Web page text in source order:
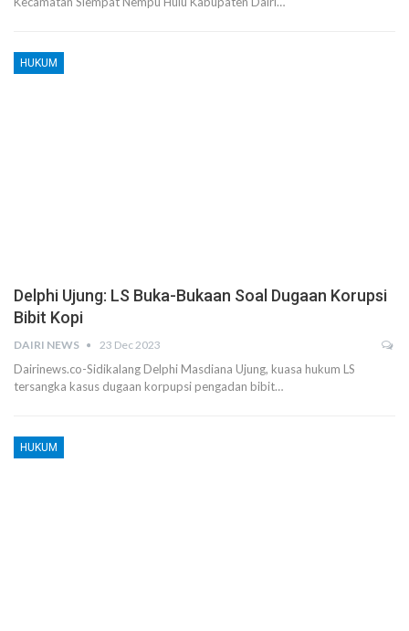
HUKUM
Delphi Ujung: LS Buka-Bukaan Soal Dugaan Korupsi
Bibit Kopi
DAIRI NEWS 23 Dec 2023
Dairinews.co-Sidikalang Delphi Masdiana Ujung, kuasa hukum LS
tersangka kasus dugaan korpupsi pengadan bibit…
HUKUM